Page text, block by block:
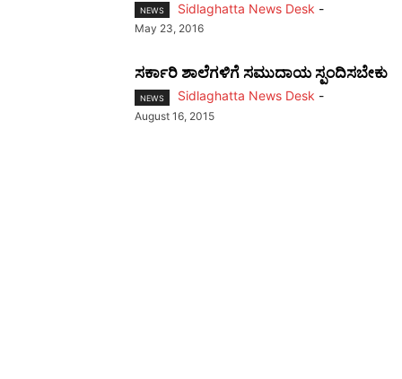
NEWS Sidlaghatta News Desk -
May 23, 2016
ಸರ್ಕಾರಿ ಶಾಲೆಗಳಿಗೆ ಸಮುದಾಯ ಸ್ಪಂದಿಸಬೇಕು
NEWS Sidlaghatta News Desk -
August 16, 2015